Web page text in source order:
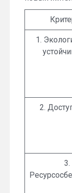
1.
2.
3.